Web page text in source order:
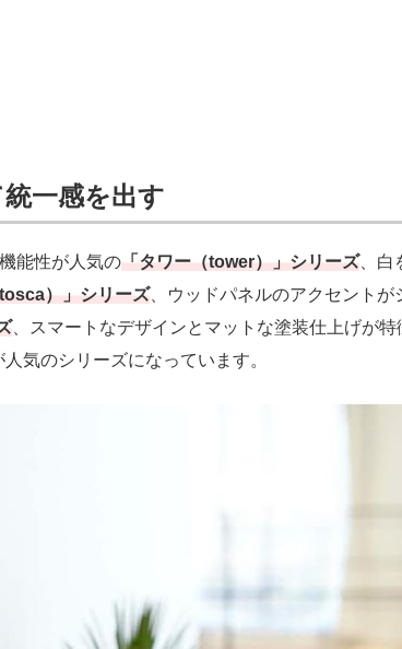
一感を出す
能性が人気の「タワー（tower）」シリーズ、白
）」シリーズ、ウッドパネルのアクセントが
、スマートなデザインとマットな塗装仕上げが特
人気のシリーズになっています。